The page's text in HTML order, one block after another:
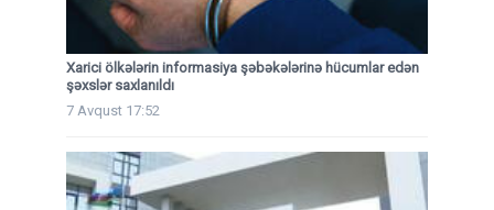
Xarici ölkələrin informasiya şəbəkələrinə hücumlar edən
şəxslər saxlanıldı
7 Avqust 17:52